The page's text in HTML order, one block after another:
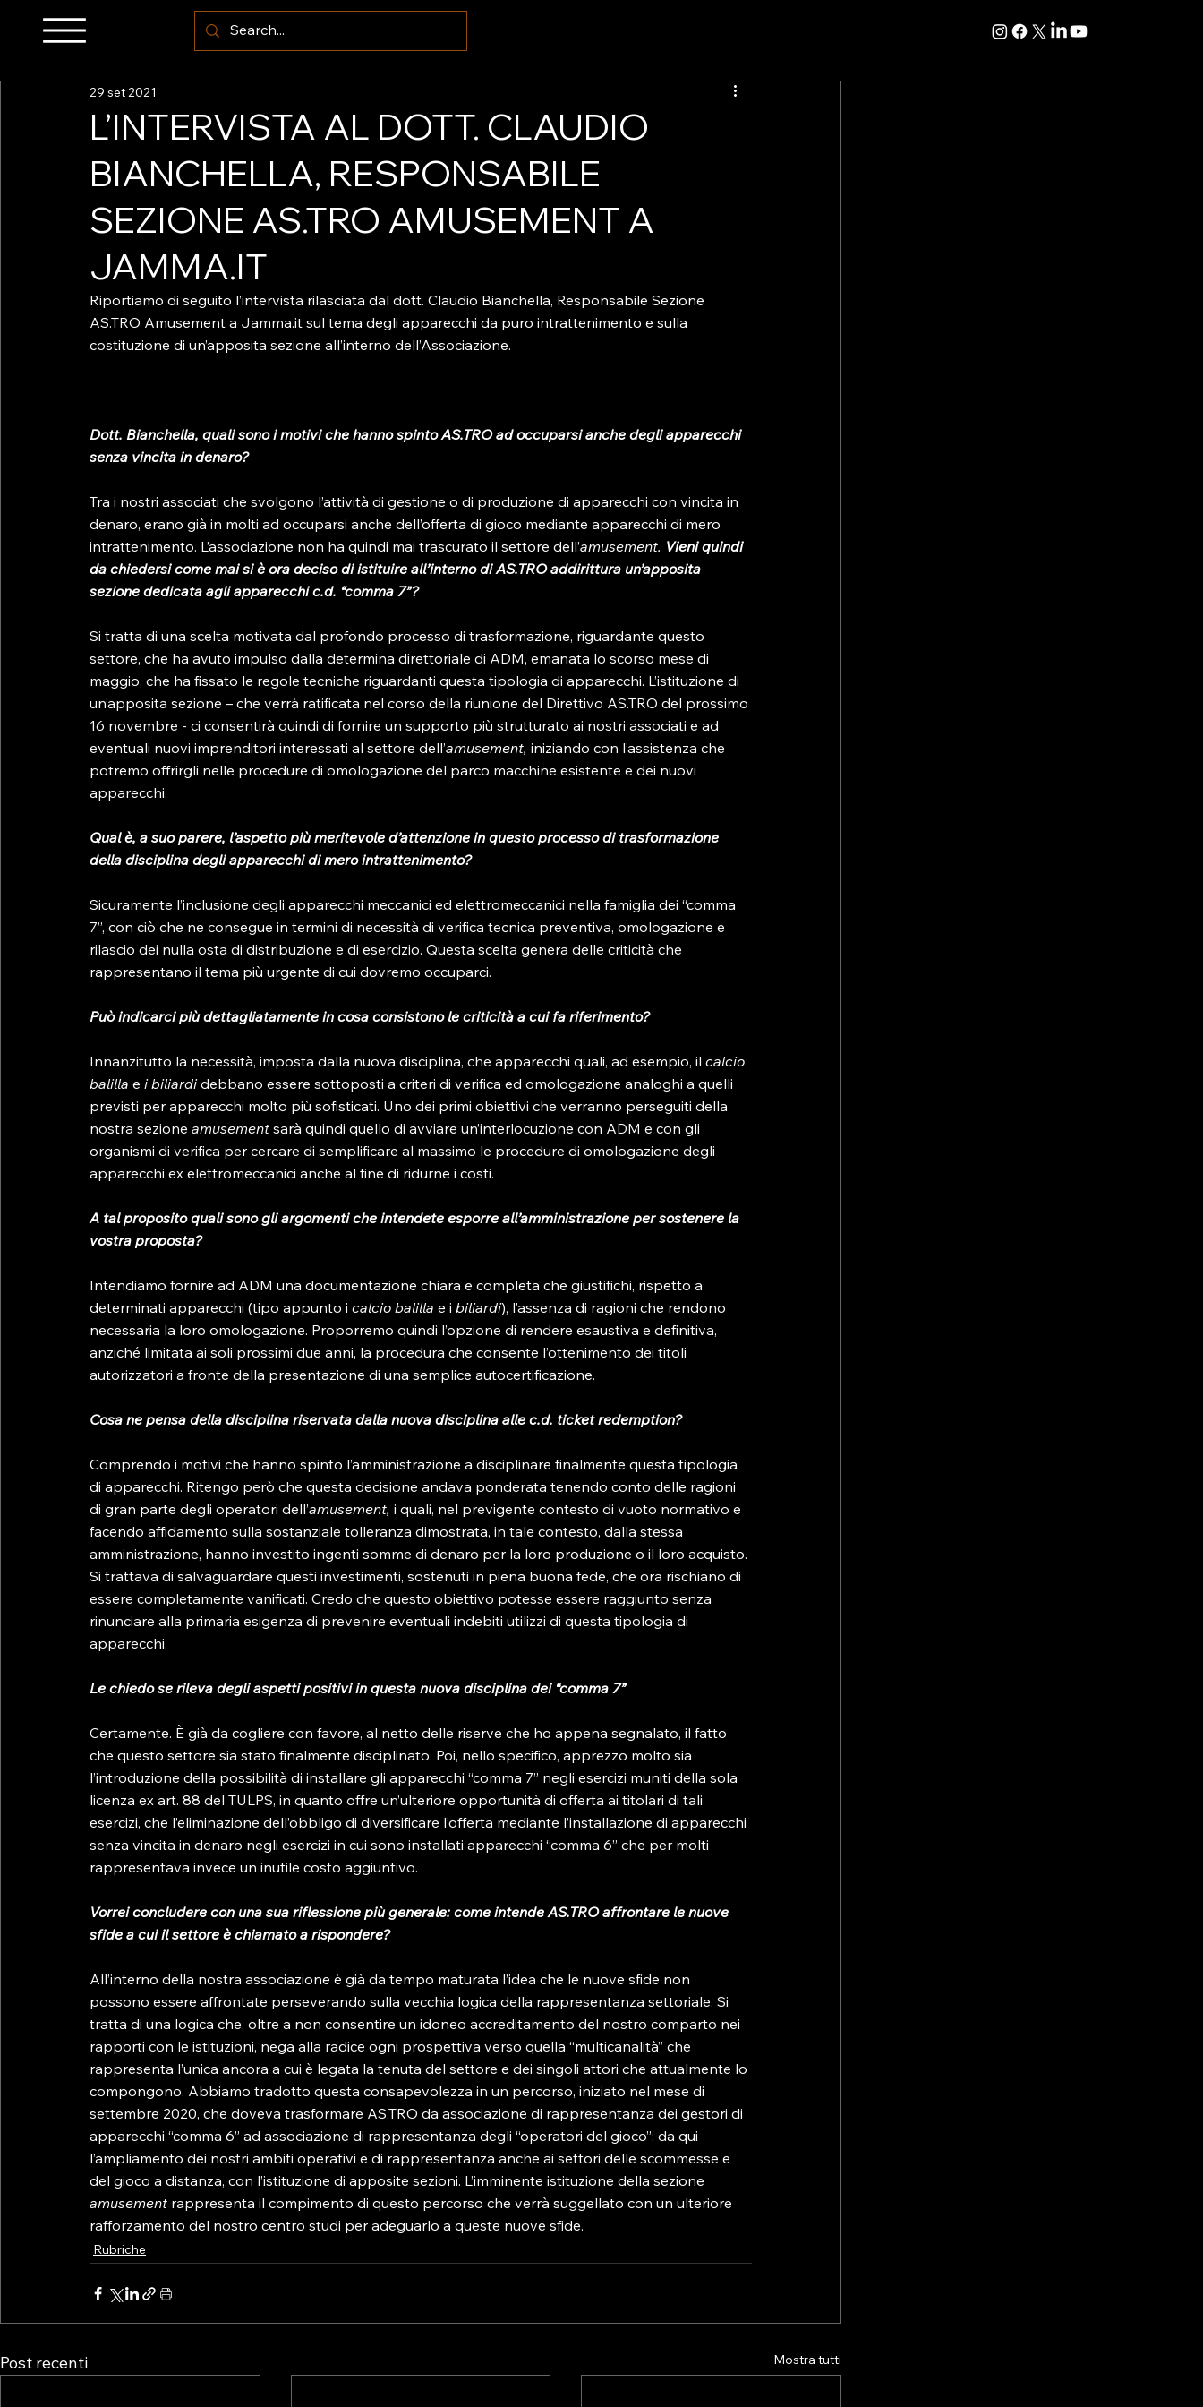
L’INTERVISTA AL DOTT. CLAUDIO
BIANCHELLA, RESPONSABILE
SEZIONE AS.TRO AMUSEMENT A
JAMMA.IT
29 set 2021
Riportiamo di seguito l’intervista rilasciata dal dott. Claudio Bianchella, Responsabile Sezione
AS.TRO Amusement a Jamma.it sul tema degli apparecchi da puro intrattenimento e sulla
costituzione di un’apposita sezione all’interno dell’Associazione.
Dott. Bianchella, quali sono i motivi che hanno spinto AS.TRO ad occuparsi anche degli apparecchi
senza vincita in denaro?
Tra i nostri associati che svolgono l’attività di gestione o di produzione di apparecchi con vincita in
denaro, erano già in molti ad occuparsi anche dell’offerta di gioco mediante apparecchi di mero
intrattenimento. L’associazione non ha quindi mai trascurato il settore dell’amusement. Vieni quindi
da chiedersi come mai si è ora deciso di istituire all’interno di AS.TRO addirittura un’apposita
sezione dedicata agli apparecchi c.d. “comma 7”?
Si tratta di una scelta motivata dal profondo processo di trasformazione, riguardante questo
settore, che ha avuto impulso dalla determina direttoriale di ADM, emanata lo scorso mese di
maggio, che ha fissato le regole tecniche riguardanti questa tipologia di apparecchi. L’istituzione di
un’apposita sezione – che verrà ratificata nel corso della riunione del Direttivo AS.TRO del prossimo
16 novembre - ci consentirà quindi di fornire un supporto più strutturato ai nostri associati e ad
eventuali nuovi imprenditori interessati al settore dell’amusement, iniziando con l’assistenza che
potremo offrirgli nelle procedure di omologazione del parco macchine esistente e dei nuovi
apparecchi.
Qual è, a suo parere, l’aspetto più meritevole d’attenzione in questo processo di trasformazione
della disciplina degli apparecchi di mero intrattenimento?
Sicuramente l’inclusione degli apparecchi meccanici ed elettromeccanici nella famiglia dei “comma
7”, con ciò che ne consegue in termini di necessità di verifica tecnica preventiva, omologazione e
rilascio dei nulla osta di distribuzione e di esercizio. Questa scelta genera delle criticità che
rappresentano il tema più urgente di cui dovremo occuparci.
Può indicarci più dettagliatamente in cosa consistono le criticità a cui fa riferimento?
Innanzitutto la necessità, imposta dalla nuova disciplina, che apparecchi quali, ad esempio, il calcio
balilla e i biliardi debbano essere sottoposti a criteri di verifica ed omologazione analoghi a quelli
previsti per apparecchi molto più sofisticati. Uno dei primi obiettivi che verranno perseguiti della
nostra sezione amusement sarà quindi quello di avviare un’interlocuzione con ADM e con gli
organismi di verifica per cercare di semplificare al massimo le procedure di omologazione degli
apparecchi ex elettromeccanici anche al fine di ridurne i costi.
A tal proposito quali sono gli argomenti che intendete esporre all’amministrazione per sostenere la
vostra proposta?
Intendiamo fornire ad ADM una documentazione chiara e completa che giustifichi, rispetto a
determinati apparecchi (tipo appunto i calcio balilla e i biliardi), l’assenza di ragioni che rendono
necessaria la loro omologazione. Proporremo quindi l’opzione di rendere esaustiva e definitiva,
anziché limitata ai soli prossimi due anni, la procedura che consente l’ottenimento dei titoli
autorizzatori a fronte della presentazione di una semplice autocertificazione.
Cosa ne pensa della disciplina riservata dalla nuova disciplina alle c.d. ticket redemption?
Comprendo i motivi che hanno spinto l’amministrazione a disciplinare finalmente questa tipologia
di apparecchi. Ritengo però che questa decisione andava ponderata tenendo conto delle ragioni
di gran parte degli operatori dell’amusement, i quali, nel previgente contesto di vuoto normativo e
facendo affidamento sulla sostanziale tolleranza dimostrata, in tale contesto, dalla stessa
amministrazione, hanno investito ingenti somme di denaro per la loro produzione o il loro acquisto.
Si trattava di salvaguardare questi investimenti, sostenuti in piena buona fede, che ora rischiano di
essere completamente vanificati. Credo che questo obiettivo potesse essere raggiunto senza
rinunciare alla primaria esigenza di prevenire eventuali indebiti utilizzi di questa tipologia di
apparecchi.
Le chiedo se rileva degli aspetti positivi in questa nuova disciplina dei “comma 7”
Certamente. È già da cogliere con favore, al netto delle riserve che ho appena segnalato, il fatto
che questo settore sia stato finalmente disciplinato. Poi, nello specifico, apprezzo molto sia
l’introduzione della possibilità di installare gli apparecchi “comma 7” negli esercizi muniti della sola
licenza ex art. 88 del TULPS, in quanto offre un’ulteriore opportunità di offerta ai titolari di tali
esercizi, che l’eliminazione dell’obbligo di diversificare l’offerta mediante l’installazione di apparecchi
senza vincita in denaro negli esercizi in cui sono installati apparecchi “comma 6” che per molti
rappresentava invece un inutile costo aggiuntivo.
Vorrei concludere con una sua riflessione più generale: come intende AS.TRO affrontare le nuove
sfide a cui il settore è chiamato a rispondere?
All’interno della nostra associazione è già da tempo maturata l’idea che le nuove sfide non
possono essere affrontate perseverando sulla vecchia logica della rappresentanza settoriale. Si
tratta di una logica che, oltre a non consentire un idoneo accreditamento del nostro comparto nei
rapporti con le istituzioni, nega alla radice ogni prospettiva verso quella “multicanalità” che
rappresenta l’unica ancora a cui è legata la tenuta del settore e dei singoli attori che attualmente lo
compongono. Abbiamo tradotto questa consapevolezza in un percorso, iniziato nel mese di
settembre 2020, che doveva trasformare AS.TRO da associazione di rappresentanza dei gestori di
apparecchi “comma 6” ad associazione di rappresentanza degli “operatori del gioco”: da qui
l’ampliamento dei nostri ambiti operativi e di rappresentanza anche ai settori delle scommesse e
del gioco a distanza, con l’istituzione di apposite sezioni. L’imminente istituzione della sezione
amusement rappresenta il compimento di questo percorso che verrà suggellato con un ulteriore
rafforzamento del nostro centro studi per adeguarlo a queste nuove sfide.
Rubriche
Post recenti Mostra tutti